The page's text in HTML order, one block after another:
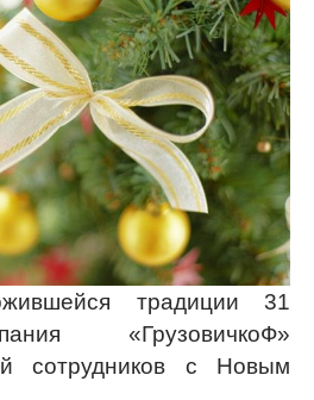
традиции 31
«ГрузовичкоФ»
сотрудников с Новым